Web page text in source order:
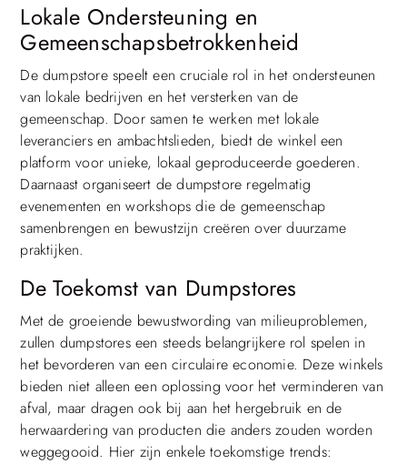
Lokale Ondersteuning en
Gemeenschapsbetrokkenheid
De dumpstore speelt een cruciale rol in het ondersteunen
van lokale bedrijven en het versterken van de
gemeenschap. Door samen te werken met lokale
leveranciers en ambachtslieden, biedt de winkel een
platform voor unieke, lokaal geproduceerde goederen.
Daarnaast organiseert de dumpstore regelmatig
evenementen en workshops die de gemeenschap
samenbrengen en bewustzijn creëren over duurzame
praktijken.
De Toekomst van Dumpstores
Met de groeiende bewustwording van milieuproblemen,
zullen dumpstores een steeds belangrijkere rol spelen in
het bevorderen van een circulaire economie. Deze winkels
bieden niet alleen een oplossing voor het verminderen van
afval, maar dragen ook bij aan het hergebruik en de
herwaardering van producten die anders zouden worden
weggegooid. Hier zijn enkele toekomstige trends: